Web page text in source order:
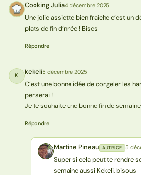
CJ Cooking Julia4 décembre 2025
Une jolie assiette bien fraîche c’est un
plats de fin d’nnée ! Bises
Répondre
K kekeli5 décembre 2025
C’est une bonne idée de congeler les
penserai !
Je te souhaite une bonne fin de
Répondre
MP Martine Pineau AUTRICE 5
Super si cela peut te rendre
semaine aussi Kekeli, bisous